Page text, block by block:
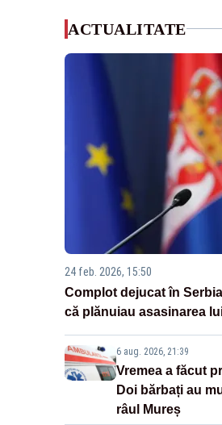
ACTUALITATE
24 feb. 2026, 15:50
Complot dejucat în
că plănuiau asasinarea
6 aug. 2026, 21:39
Vremea a făcut
Doi bărbați au
râul Mureș